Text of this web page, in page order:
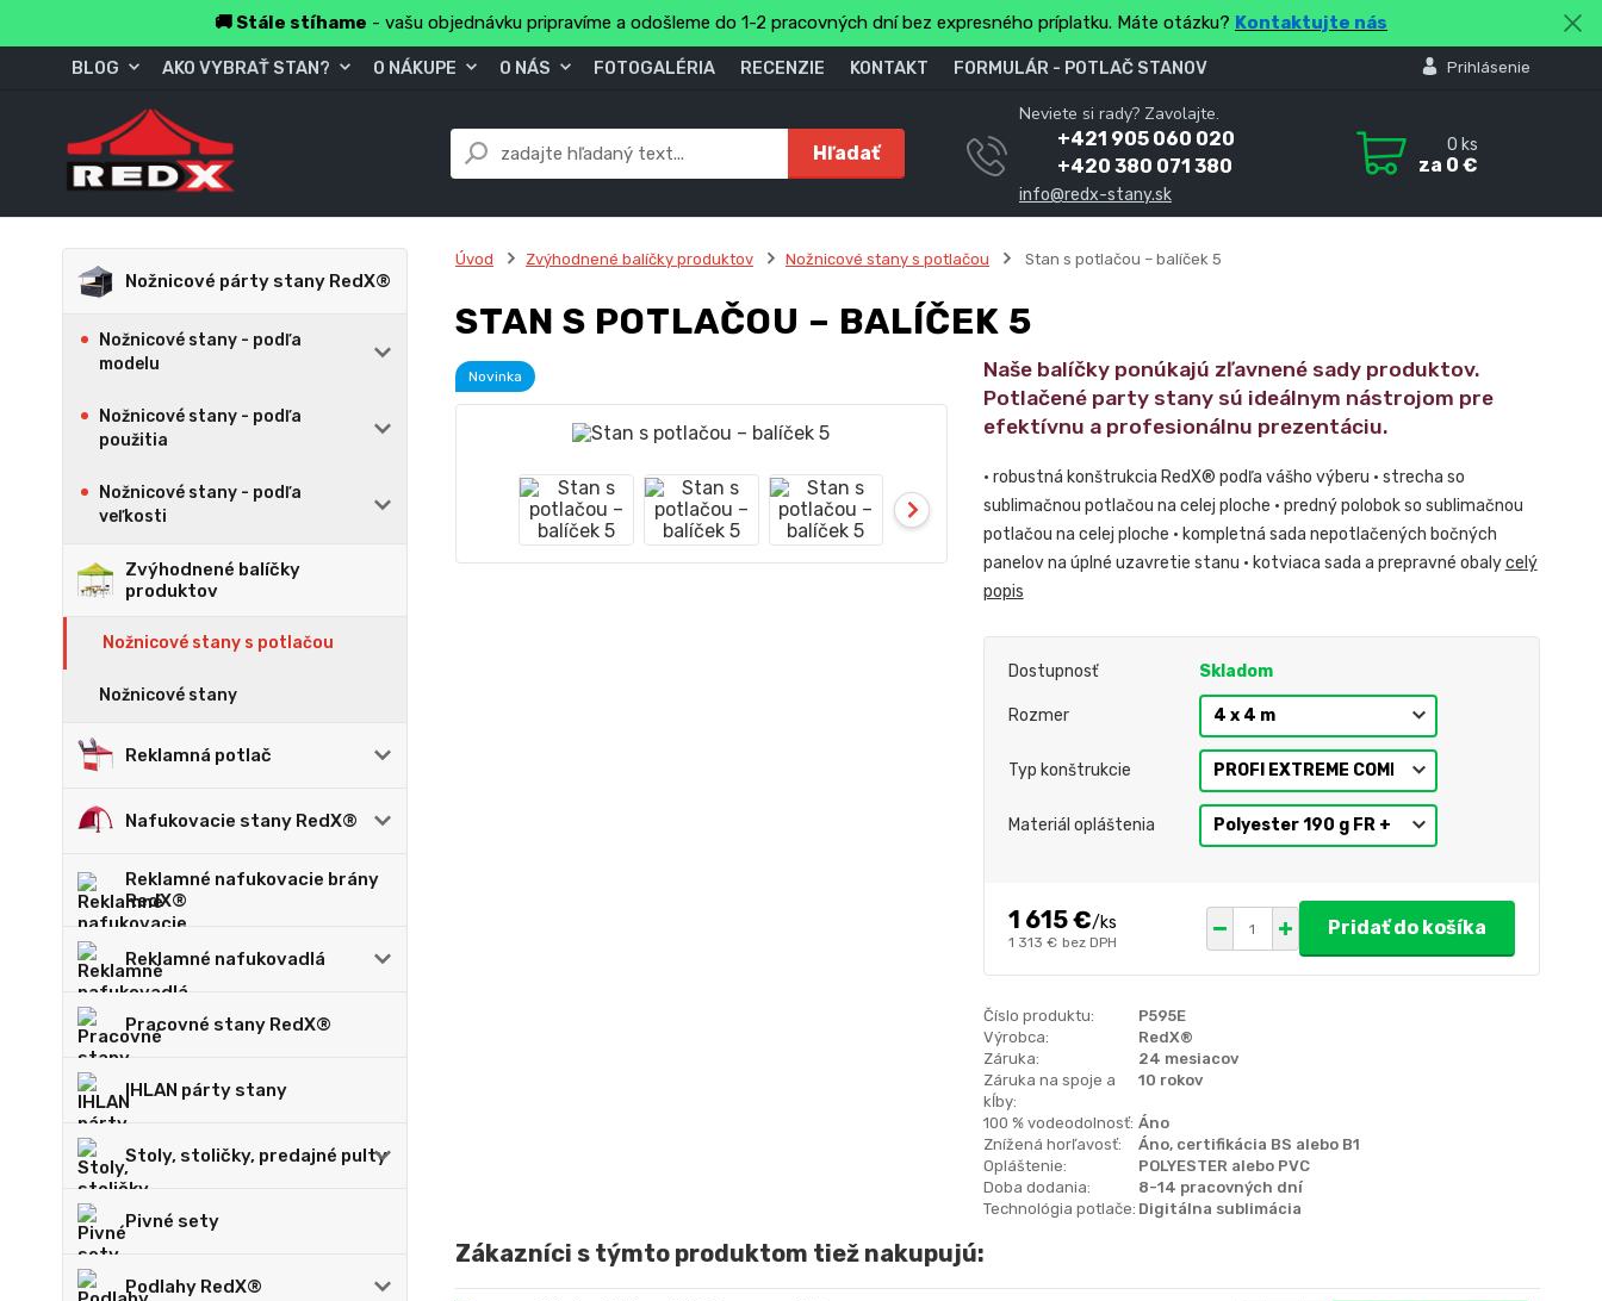
🚚 Stále stíhame - vašu objednávku pripravíme a odošleme do 1-2 pracovných dní bez expresného príplatku. Máte otázku? Kontaktujte nás
BLOG AKO VYBRAŤ STAN? O NÁKUPE O NÁS FOTOGALÉRIA RECENZIE KONTAKT FORMULÁR - POTLAČ STANOV Prihlásenie
Hľadať
Neviete si rady? Zavolajte.
+421 905 060 020
+420 380 071 380
info@redx-stany.sk
0 ks
za 0 €
Nožnicové párty stany RedX®
Nožnicové stany - podľa
modelu
Nožnicové stany - podľa
použitia
Nožnicové stany - podľa
veľkosti
Zvýhodnené balíčky
produktov
Nožnicové stany s potlačou
Nožnicové stany
Reklamná potlač
Nafukovacie stany RedX®
Reklamné nafukovacie brány
RedX®
Reklamné nafukovadlá
Pracovné stany RedX®
IHLAN párty stany
Stoly, stoličky, predajné pulty
Pivné sety
Podlahy RedX®
Úvod Zvýhodnené balíčky produktov Nožnicové stany s potlačou Stan s potlačou – balíček 5
STAN S POTLAČOU – BALÍČEK 5
Novinka
Naše balíčky ponúkajú zľavnené sady produktov.
Potlačené party stany sú ideálnym nástrojom pre
efektívnu a profesionálnu prezentáciu.
• robustná konštrukcia RedX® podľa vášho výberu • strecha so
sublimačnou potlačou na celej ploche • predný polobok so sublimačnou
potlačou na celej ploche • kompletná sada nepotlačených bočných
panelov na úplné uzavretie stanu • kotviaca sada a prepravné obalycelý
popis
Dostupnosť Skladom
Rozmer
Typ konštrukcie
Materiál opláštenia
1 615 €/ks
1 313 € bez DPH
Pridať do košíka
Číslo produktu:
P595E
Výrobca:
RedX®
Záruka:
24 mesiacov
Záruka na spoje a
kĺby:
10 rokov
100 % vodeodolnosť: Áno
Znížená horľavosť:
Áno, certifikácia BS alebo B1
Opláštenie:
POLYESTER alebo PVC
Doba dodania:
8-14 pracovných dní
Technológia potlače: Digitálna sublimácia
Zákazníci s týmto produktom tiež nakupujú: